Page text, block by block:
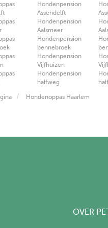
Hondenpension
Assendelft
Hondenpension
Aalsmeer
Hondenpension
bennebroek
Hondenpension
Vijfhuizen
Hondenpension
halfweg
Hondenoppas Haarlem
OVER